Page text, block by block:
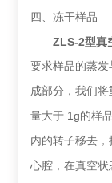
四、冻干样品
ZLS-2型真
要求样品的蒸发
成部分，我们将
量大于 1g的样
内的转子移去
心腔，在真空